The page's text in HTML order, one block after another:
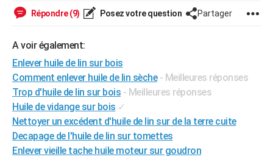
Destinations
City break
Voyage nature
Voyage de noces
Forum
Climat
PHOTO
GUIDES D'ACHAT
BONS PLANS
CARTE DE VOEUX
Carte Bonne année
Carte Saint-Valentin
Carte d'anniversaire
DICTIONNAIRE
Dictionnaire
Biographies
Citations
Expressions
Proverbes
PROGRAMME TV
Répondre (9) Posez votre question Partager
A voir également:
Enlever huile de lin sur bois
Comment enlever huile de lin sèche - Meilleures réponses
Trop d'huile de lin sur bois - Meilleures réponses
Huile de vidange sur bois ✓
Nettoyer un excédent d'huile de lin sur de la terre cuite
Decapage de l'huile de lin sur tomettes
Enlever vieille tache huile moteur sur goudron